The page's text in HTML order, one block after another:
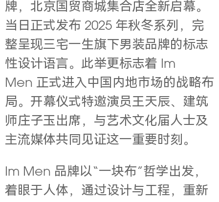
牌，北京国贸商城集合店全新启幕。
当日正式发布 2025 年秋冬系列，完
整呈现三宅一生旗下男装品牌的标志
性设计语言。此举更标志着 Im
Men 正式进入中国内地市场的战略布
局。开幕仪式特邀演员王天辰、建筑
师庄子玉出席，与艺术文化届人士及
主流媒体共同见证这一重要时刻。
Im Men 品牌以“一块布”哲学出发，
着眼于人体，通过设计与工程，重新